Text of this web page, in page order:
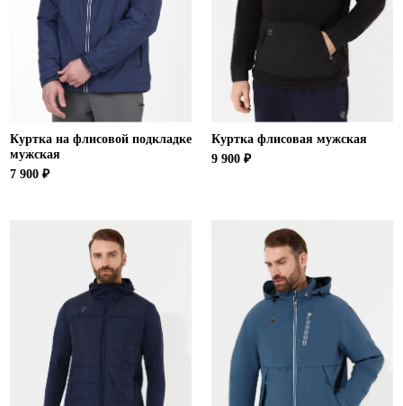
Ханты-Мансийский автономный округ (3)
Челябинская область (2)
Ямало-Ненецкий автономный округ (1)
Ярославская область (1)
Куртка на флисовой подкладке
мужская
7 900 ₽
Куртка флисовая мужская
9 900 ₽